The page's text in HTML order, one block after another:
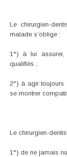
Le chirurgien-
malade s’oblige :
1°) à lui assurer,
qualifiés ;
2°) à agir toujours
se montrer
Le chirurgien-
1°) de ne jamais